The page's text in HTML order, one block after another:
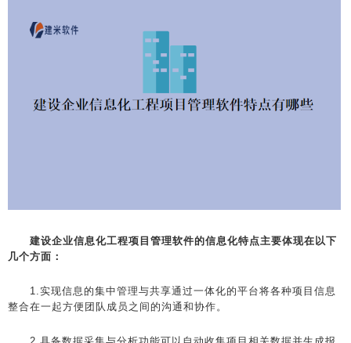
建设企业信息化工程项目管理软件的信息化特点主要体现在以下
几个方面：
1.实现信息的集中管理与共享通过一体化的平台将各种项目信息
整合在一起方便团队成员之间的沟通和协作。